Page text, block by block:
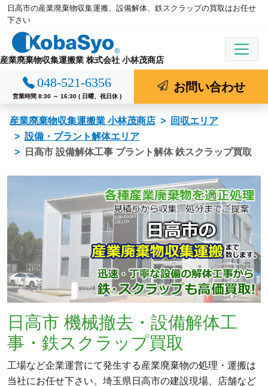
コ
ン
日高市の産業廃棄物収集運搬、設備解体、鉄スクラップの買取はお任せ
下さい
産業廃棄物収集運搬業 株式会社 小林茂商店
048-521-6356
営業時間 8:30 ～ 16:30 ( 日曜、祝日休 )
お問い合わせ
産業廃棄物収集運搬業 小林茂商店
回収エリア
設備・プラント解体エリア
日高市 設備解体工事 プラント解体 鉄スクラップ買取
日高市 機械撤去・設備解体工
事・鉄スクラップ買取
工場など企業運営にて発生する産業廃棄物の処理・運搬は
当社にお任せ下さい。埼玉県日高市の建設現場、店舗など